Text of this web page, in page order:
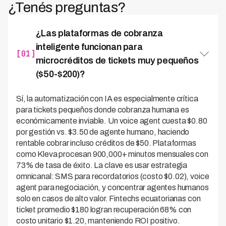
¿Tenés preguntas?
[01]
¿Las plataformas de cobranza
inteligente funcionan para
microcréditos de tickets muy pequeños
($50-$200)?
Sí, la automatización con IA es especialmente crítica
para tickets pequeños donde cobranza humana es
económicamente inviable. Un voice agent cuesta $0.80
por gestión vs. $3.50 de agente humano, haciendo
rentable cobrar incluso créditos de $50. Plataformas
como Kleva procesan 900,000+ minutos mensuales con
73% de tasa de éxito. La clave es usar estrategia
omnicanal: SMS para recordatorios (costo $0.02), voice
agent para negociación, y concentrar agentes humanos
solo en casos de alto valor. Fintechs ecuatorianas con
ticket promedio $180 logran recuperación 68% con
costo unitario $1.20, manteniendo ROI positivo.